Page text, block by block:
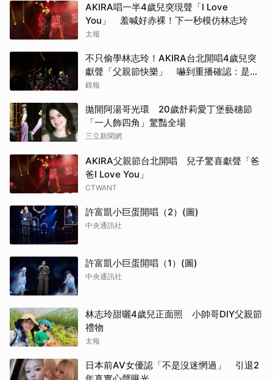
AKIRA唱一半4歲兒突現聲「I Love
You」 羞喊好赤裸！下一秒模仿林志玲
太報
不只偷學林志玲！AKIRA台北開唱4歲兒突
獻聲「父親節快樂」 嚇到重播確認：是我
兒子
鏡報
拋開阿湯哥光環 20歲舒莉愛丁堡藝穗節
「一人飾四角」驚豔全場
三立新聞網
AKIRA父親節台北開唱 兒子驚喜獻聲「爸
爸I Love You」
CTWANT
許富凱小巨蛋開唱（2）(圖)
中央通訊社
許富凱小巨蛋開唱（1）(圖)
中央通訊社
林志玲甜曬4歲兒正面照 小帥哥DIY父親節
禮物
太報
日本前AV女優認「不是沒迷惘過」 引退2